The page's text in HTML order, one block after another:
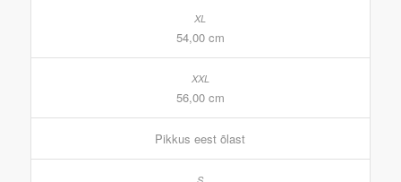
54,00 cm
56,00 cm
Pikkus eest õlast